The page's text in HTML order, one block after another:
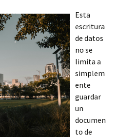
Esta
escritura
de datos
no se
limita a
simplem
ente
guardar
un
documen
to de